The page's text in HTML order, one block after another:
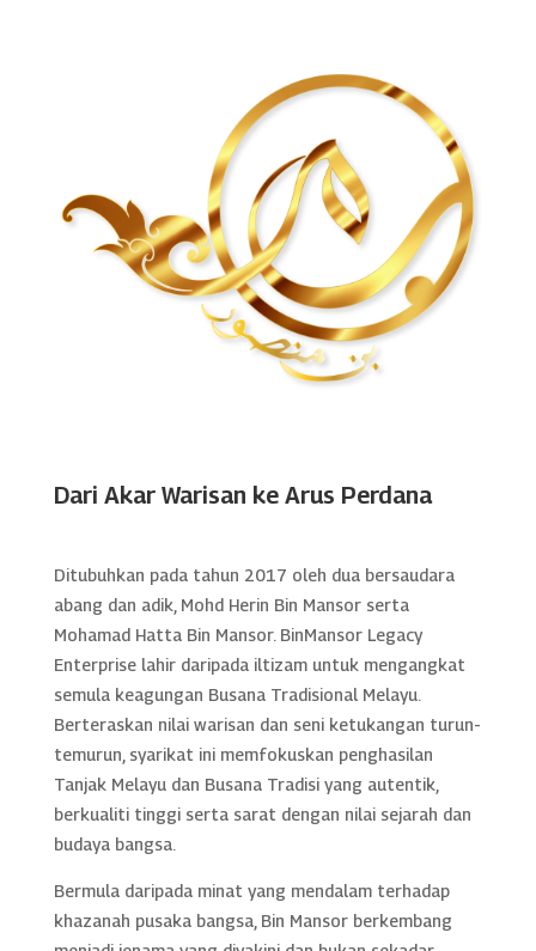
Dari Akar Warisan ke Arus Perdana
Ditubuhkan pada tahun 2017 oleh dua bersaudara
abang dan adik, Mohd Herin Bin Mansor serta
Mohamad Hatta Bin Mansor. BinMansor Legacy
Enterprise lahir daripada iltizam untuk mengangkat
semula keagungan Busana Tradisional Melayu.
Berteraskan nilai warisan dan seni ketukangan turun-
temurun, syarikat ini memfokuskan penghasilan
Tanjak Melayu dan Busana Tradisi yang autentik,
berkualiti tinggi serta sarat dengan nilai sejarah dan
budaya bangsa.
Bermula daripada minat yang mendalam terhadap
khazanah pusaka bangsa, Bin Mansor berkembang